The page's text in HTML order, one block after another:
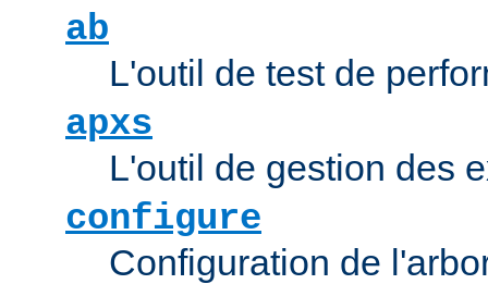
ab
L'outil de test de
apxs
L'outil de gestion des
configure
Configuration de